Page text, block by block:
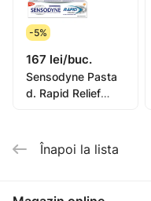
-5%
167 lei/buc.
Sensodyne Pasta
d. Rapid Relief
Înapoi la lista